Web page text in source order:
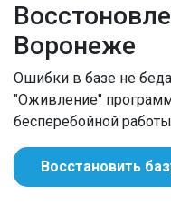
Воронеже
Ошибки в базе не
"Оживление"
бесперебойной
Восстановить